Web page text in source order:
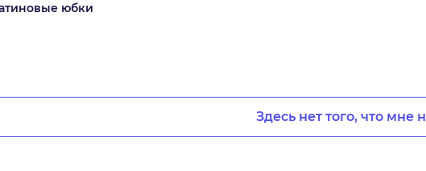
юбки
Здесь нет того, что мне